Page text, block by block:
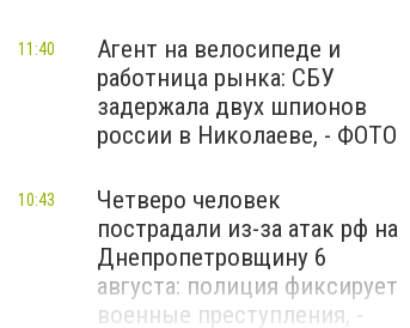
Агент на велосипеде и
работница рынка: СБУ
задержала двух шпионов
россии в Николаеве, - ФОТО
11:40
Четверо человек
пострадали из-за атак рф на
Днепропетровщину 6
августа: полиция фиксирует
военные преступления, -
10:43